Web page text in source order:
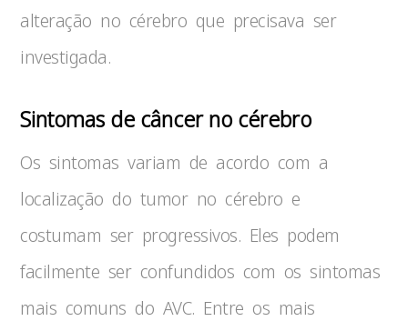
alteração no cérebro que precisava ser
investigada.
Sintomas de câncer no cérebro
Os sintomas variam de acordo com a
localização do tumor no cérebro e
costumam ser progressivos. Eles podem
facilmente ser confundidos com os sintomas
mais comuns do AVC. Entre os mais